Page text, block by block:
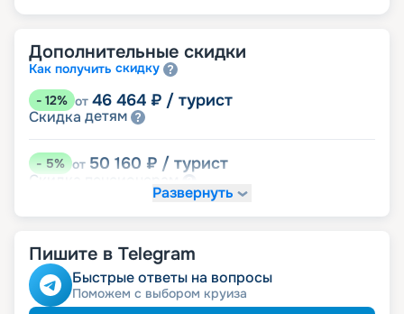
Дополнительные скидки
Как получить скидку
- 12% от 46 464 ₽ / турист
Скидка детям
-5% от 50 160 ₽ / турист
Скидка
именинникамРазвернуть
Пишите в Telegram
Быстрые ответы на вопросы
Поможем с выбором круиза